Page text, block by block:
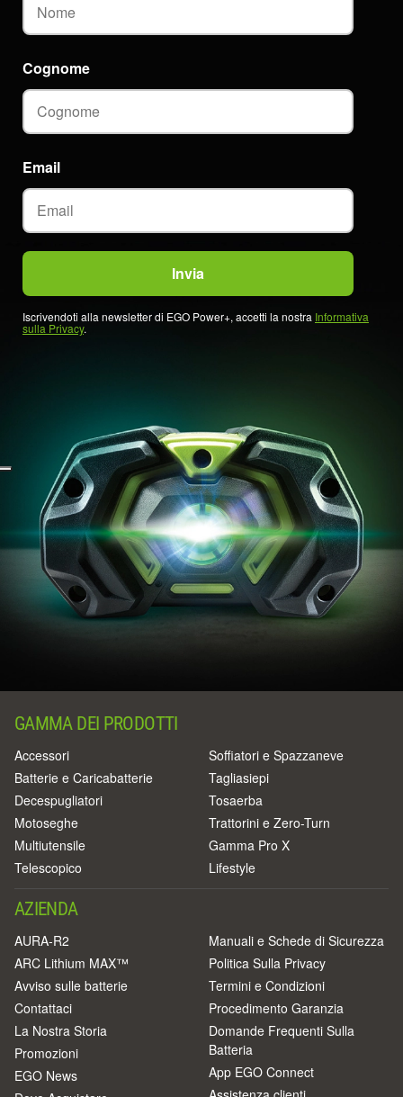
Email
Cognome
Iscrivendoti alla newsletter di EGO Power+, accetti la nostra Informativa
sulla Privacy.
GAMMA DEI PRODOTTI
Accessori
Batterie e Caricabatterie
Decespugliatori
Motoseghe
Multiutensile
Telescopico
Soffiatori e Spazzaneve
Tagliasiepi
Tosaerba
Trattorini e Zero-Turn
Gamma Pro X
Lifestyle
AZIENDA
AURA-R2
ARC Lithium MAX™
Avviso sulle batterie
Contattaci
La Nostra Storia
Promozioni
EGO News
Manuali e Schede di Sicurezza
Politica Sulla Privacy
Termini e Condizioni
Procedimento Garanzia
Domande Frequenti Sulla
Batteria
App EGO Connect